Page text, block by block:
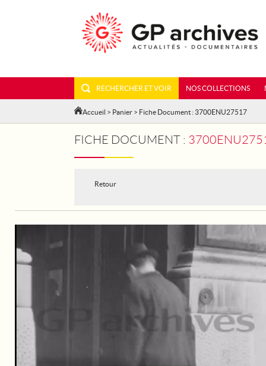
RECHERCHER ET VOIR NOS COLLECTIONS
Accueil > Panier > Fiche Document : 3700ENU27517
FICHE DOCUMENT :
Retour